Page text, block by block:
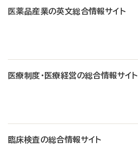
医薬品産業の英文総合情報サイト
医療制度・医療経営の総合情報サイト
臨床検査の総合情報サイト